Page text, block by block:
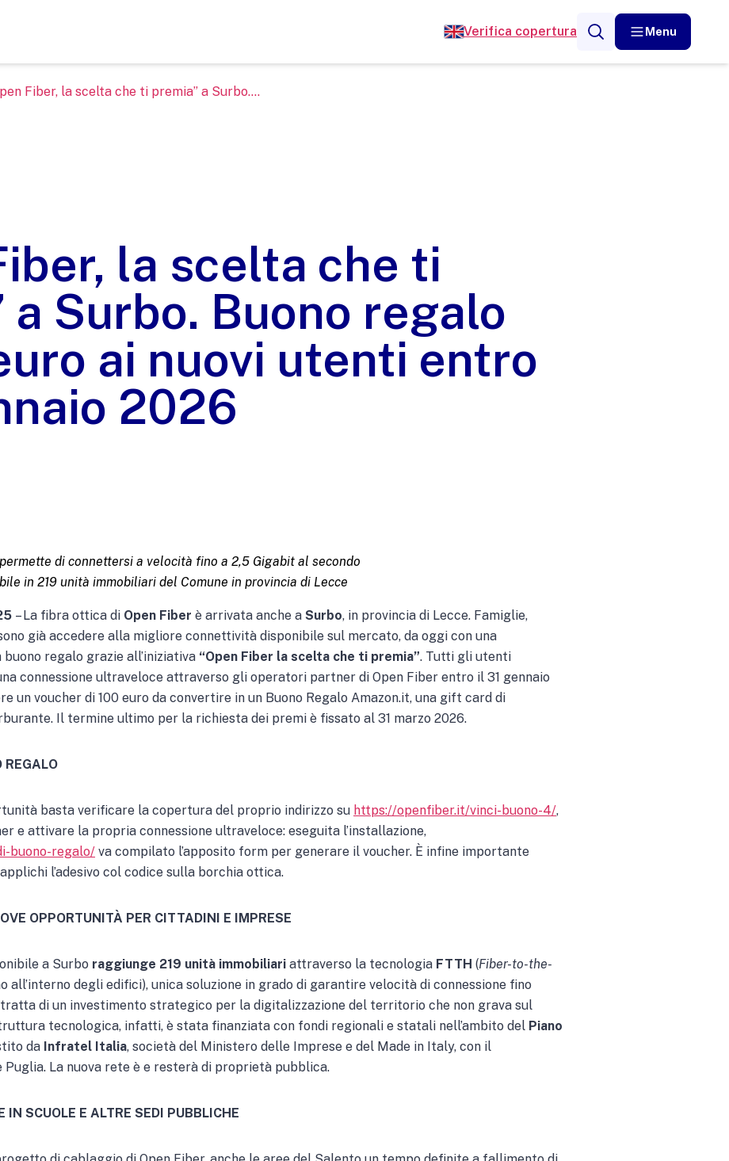
Verifica copertura Menu
Fiber, la scelta che ti premia” a Surbo....
la scelta che ti
a Surbo. Buono regalo
ai nuovi utenti entro
2026
di connettersi a velocità fino a 2,5 Gigabit al secondo
in 219 unità immobiliari del Comune in provincia di Lecce
– La fibra ottica di Open Fiber è arrivata anche a Surbo, in provincia di Lecce. Famiglie,
già accedere alla migliore connettività disponibile sul mercato, da oggi con una
regalo grazie all’iniziativa “Open Fiber la scelta che ti premia”. Tutti gli utenti
connessione ultraveloce attraverso gli operatori partner di Open Fiber entro il 31 gennaio
un voucher di 100 euro da convertire in un Buono Regalo Amazon.it, una gift card di
Il termine ultimo per la richiesta dei premi è fissato al 31 marzo 2026.
REGALO
basta verificare la copertura del proprio indirizzo su https://openfiber.it/vinci-buono-4/,
e attivare la propria connessione ultraveloce: eseguita l’installazione,
buono-regalo/ va compilato l’apposito form per generare il voucher. È infine importante
l’adesivo col codice sulla borchia ottica.
OPPORTUNITÀ PER CITTADINI E IMPRESE
a Surbo raggiunge 219 unità immobiliari attraverso la tecnologia FTTH (Fiber-to-the-
all’interno degli edifici), unica soluzione in grado di garantire velocità di connessione fino
tratta di un investimento strategico per la digitalizzazione del territorio che non grava sul
tecnologica, infatti, è stata finanziata con fondi regionali e statali nell’ambito del Piano
da Infratel Italia, società del Ministero delle Imprese e del Made in Italy, con il
Puglia. La nuova rete è e resterà di proprietà pubblica.
SCUOLE E ALTRE SEDI PUBBLICHE